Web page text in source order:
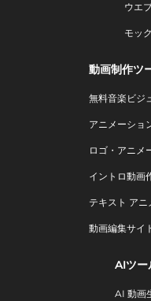
ウエ
モッ
動画制作ツ
無料音楽ビジ
アニメーショ
ロゴ・アニメ
イントロ動画
テキスト ア
動画編集サイ
AIツー
AI 動画